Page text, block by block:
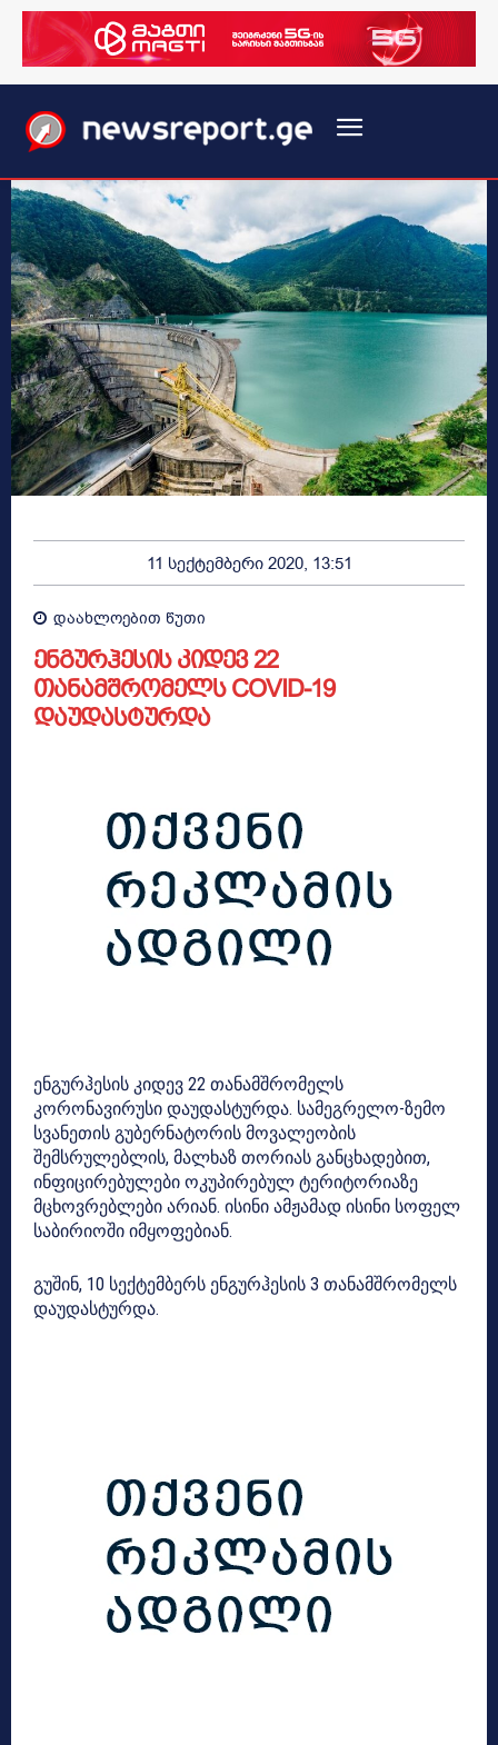
11 სექტემბერი 2020, 13:51
დაახლოებით წუთი
ენგურჰესის კიდევ 22
თანამშრომელს COVID-19
დაუდასტურდა
ენგურჰესის კიდევ 22 თანამშრომელს
კორონავირუსი დაუდასტურდა. სამეგრელო-ზემო
სვანეთის გუბერნატორის მოვალეობის
შემსრულებლის, მალხაზ თორიას განცხადებით,
ინფიცირებულები ოკუპირებულ ტერიტორიაზე
მცხოვრებლები არიან. ისინი ამჟამად ისინი სოფელ
საბირიოში იმყოფებიან.
გუშინ, 10 სექტემბერს ენგურჰესის 3 თანამშრომელს
დაუდასტურდა.